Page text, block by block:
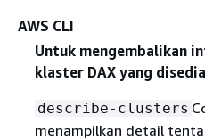
AWS CLI
Untuk mengembalikan
klaster DAX yang
describe-clusters
menampilkan detail